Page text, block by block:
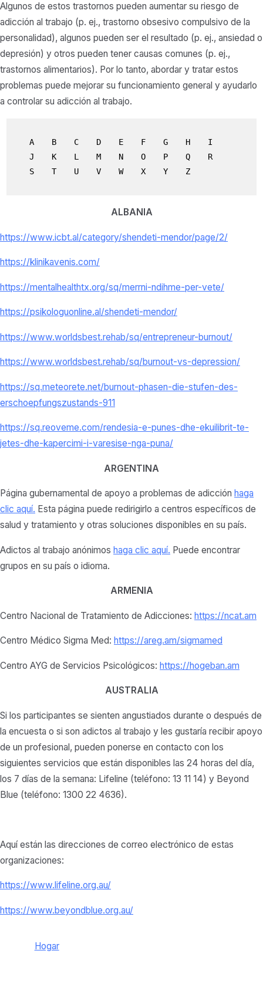
Algunos de estos trastornos pueden aumentar su riesgo de
adicción al trabajo (p. ej., trastorno obsesivo compulsivo de la
personalidad), algunos pueden ser el resultado (p. ej., ansiedad o
depresión) y otros pueden tener causas comunes (p. ej.,
trastornos alimentarios). Por lo tanto, abordar y tratar estos
problemas puede mejorar su funcionamiento general y ayudarlo
a controlar su adicción al trabajo.
A B C D E F G H
I
J
K L M N O P Q
R
S
T U V W X Y Z
ALBANIA
https://www.icbt.al/category/shendeti-mendor/page/2/
https://klinikavenis.com/
https://mentalhealthtx.org/sq/merrni-ndihme-per-vete/
https://psikologuonline.al/shendeti-mendor/
https://www.worldsbest.rehab/sq/entrepreneur-burnout/
https://www.worldsbest.rehab/sq/burnout-vs-depression/
https://sq.meteorete.net/burnout-phasen-die-stufen-des-
erschoepfungszustands-911
https://sq.reoveme.com/rendesia-e-punes-dhe-ekuilibrit-te-
jetes-dhe-kapercimi-i-varesise-nga-puna/
ARGENTINA
Página gubernamental de apoyo a problemas de adicción haga
clic aquí. Esta página puede redirigirlo a centros específicos de
salud y tratamiento y otras soluciones disponibles en su país.
Adictos al trabajo anónimos haga clic aquí. Puede encontrar
grupos en su país o idioma.
ARMENIA
Centro Nacional de Tratamiento de Adicciones: https://ncat.am
Centro Médico Sigma Med: https://areg.am/sigmamed
Centro AYG de Servicios Psicológicos: https://hogeban.am
AUSTRALIA
Si los participantes se sienten angustiados durante o después de
la encuesta o si son adictos al trabajo y les gustaría recibir apoyo
de un profesional, pueden ponerse en contacto con los
siguientes servicios que están disponibles las 24 horas del día,
los 7 días de la semana: Lifeline (teléfono: 13 11 14) y Beyond
Blue (teléfono: 1300 22 4636).
Aquí están las direcciones de correo electrónico de estas
organizaciones:
https://www.lifeline.org.au/
https://www.beyondblue.org.au/
Hogar